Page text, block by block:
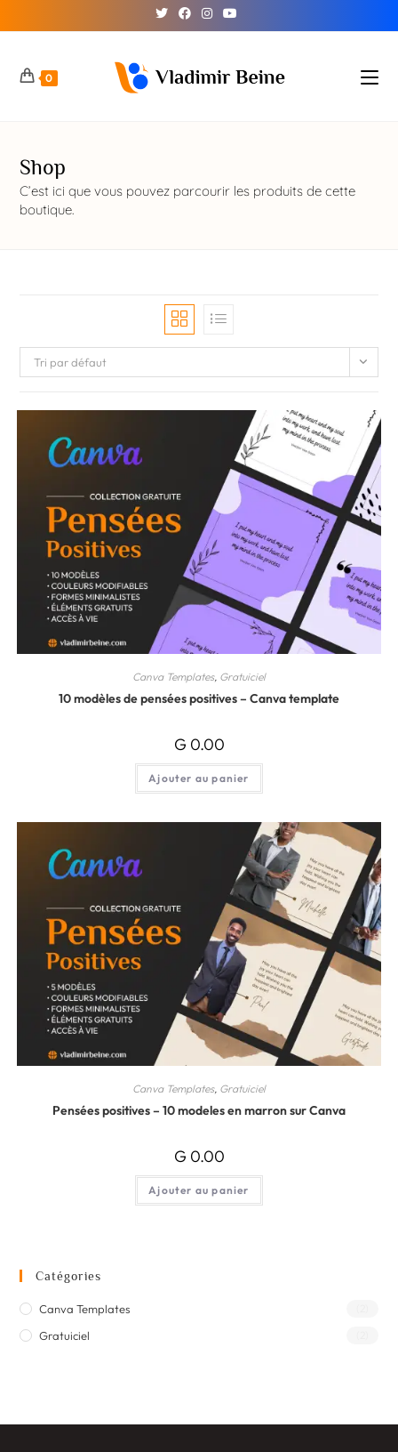
0
Shop
C’est ici que vous pouvez parcourir les produits de cette
boutique.
Tri par défaut
Canva Templates, Gratuiciel
10 modèles de pensées positives – Canva template
G 0.00
Ajouter au panier
Canva Templates, Gratuiciel
Pensées positives – 10 modeles en marron sur Canva
G 0.00
Ajouter au panier
Catégories
Canva Templates
Gratuiciel